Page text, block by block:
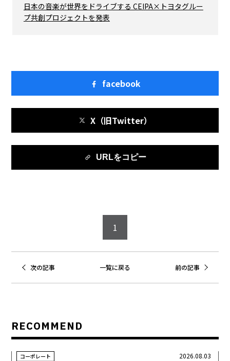
日本の音楽が世界をドライブする CEIPA×トヨタグルー
プ共創プロジェクトを発表
facebook
X（旧Twitter）
URLをコピー
1
次の記事 一覧に戻る 前の記事
RECOMMEND
コーポレート 2026.08.03